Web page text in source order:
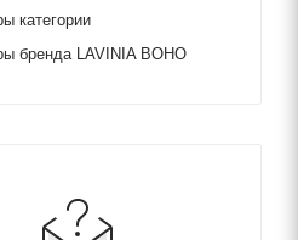
категории
бренда LAVINIA BOHO